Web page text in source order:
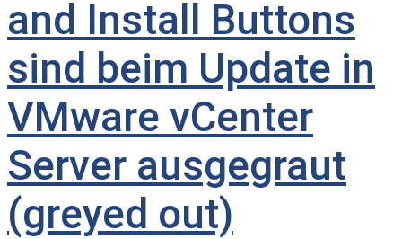
and Install Buttons
sind beim Update in
VMware vCenter
Server ausgegraut
(greyed out)